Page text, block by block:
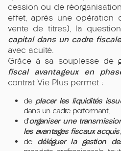
cession ou de
effet, après une opération
vente de titres), la
capital dans un cadre
avec acuité.
Grâce à sa souplesse de
fiscal avantageux en
contrat Vie Plus permet :
de placer les liquidités
dans un cadre performant,
d’organiser une
les avantages fiscaux acquis,
de déléguer la gestion